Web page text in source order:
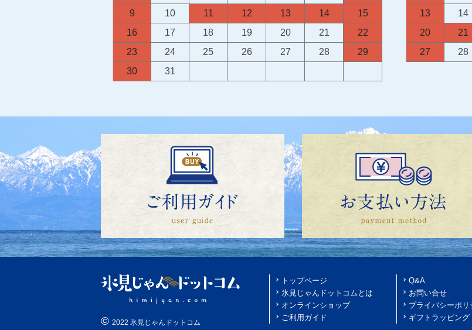
9
10 11 12 13 14
15
16
17 18 19 20 21
22
23
24 25 26 27 28
29
30
31
13
14
20
21
27
28
© 2022 氷見じゃんドットコム
トップページ
氷見じゃんドットコムとは
オンラインショップ
ご利用ガイド
Q&A
お問い合せ
プライバシーポリ
ギフトラッピング